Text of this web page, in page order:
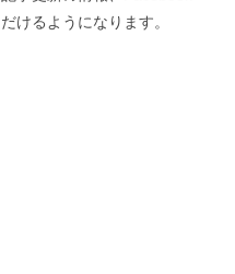
けるようになります。